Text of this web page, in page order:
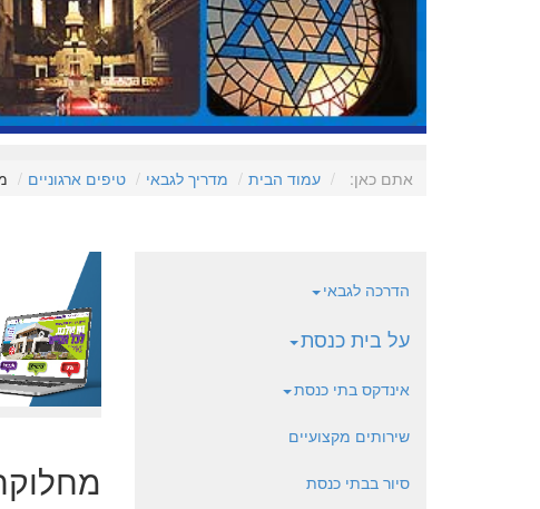
אתם כאן: עמוד הבית מדריך לגבאי טיפים ארגוניים
הדרכה לגבאי
על בית כנסת
אינדקס בתי כנסת
שירותים מקצועיים
סיור בבתי כנסת